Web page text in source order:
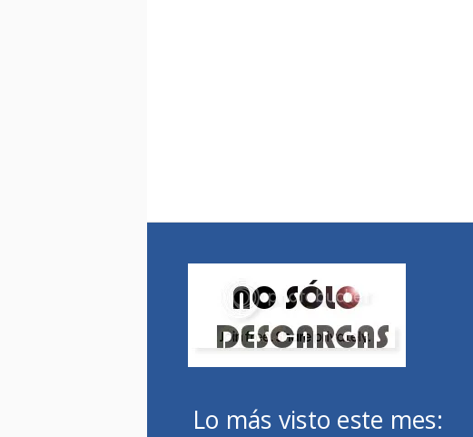
Lo más visto este mes: